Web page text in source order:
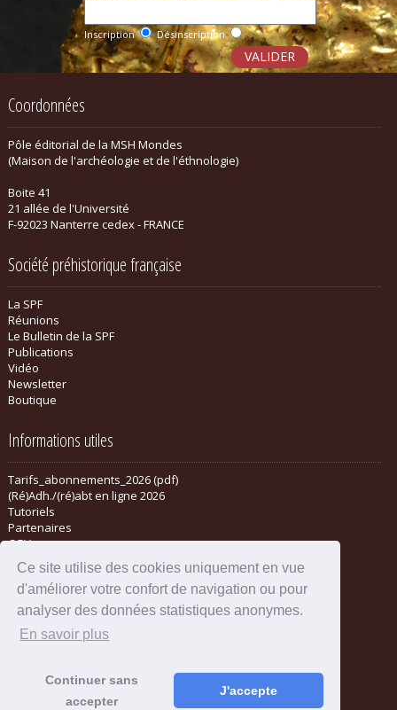
Ce site utilise des cookies uniquement en vue
d'améliorer votre confort de navigation ou pour
analyser des données statistiques anonymes.
En savoir plus
Continuer sans
accepter
J'accepte
Inscription Désinscription
Coordonnées
Pôle éditorial de la MSH Mondes
(Maison de l'archéologie et de l'éthnologie)
Boite 41
21 allée de l'Université
F-92023 Nanterre cedex - FRANCE
Société préhistorique française
La SPF
Réunions
Le Bulletin de la SPF
Publications
Vidéo
Newsletter
Boutique
Informations utiles
Tarifs_abonnements_2026 (pdf)
(Ré)Adh./(ré)abt en ligne 2026
Tutoriels
Partenaires
CGV